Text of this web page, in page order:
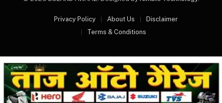
Privacy Policy About Us
Disclaimer
Terms & Conditions